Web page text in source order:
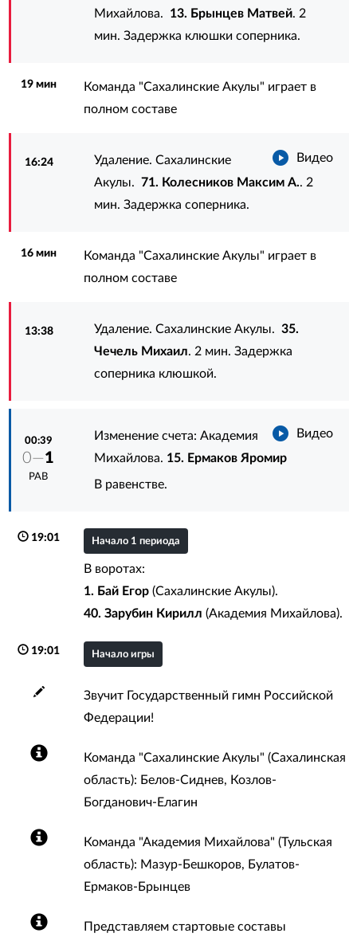
Михайлова. 13. Брынцев Матвей. 2
мин. Задержка клюшки соперника.
19 мин
Команда "Сахалинские Акулы" играет в
полном составе
16:24 Видео
Удаление. Сахалинские
Акулы.71. Колесников Максим А.. 2
мин. Задержка соперника.
16 мин
Команда "Сахалинские Акулы" играет в
полном составе
13:38 Удаление. Сахалинские Акулы.35.
Чечель Михаил. 2 мин. Задержка
соперника клюшкой.
00:39
0—1
РАВ
Видео
Изменение счета: Академия
Михайлова. 15. Ермаков Яромир
В равенстве.
19:01 Начало 1 периода
В воротах:
1. Бай Егор(Сахалинские Акулы).
40. Зарубин Кирилл (Академия Михайлова).
19:01 Начало игры
Звучит Государственный гимн Российской
Федерации!
Команда "Сахалинские Акулы" (Сахалинская
область): Белов-Сиднев, Козлов-
Богданович-Елагин
Команда "Академия Михайлова" (Тульская
область): Мазур-Бешкоров, Булатов-
Ермаков-Брынцев
Представляем стартовые составы